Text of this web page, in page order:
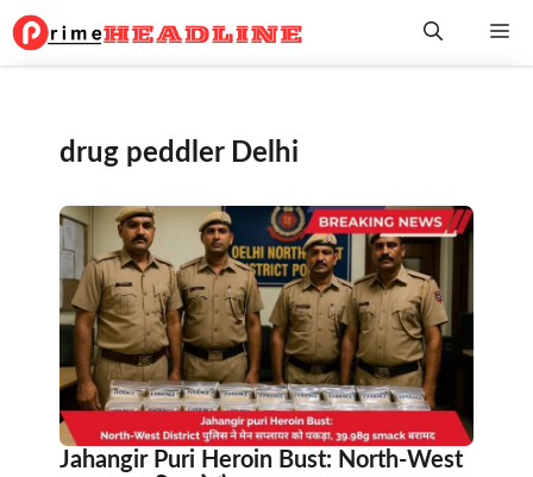
Skip
to
drug peddler Delhi
Jahangir Puri Heroin Bust: North-West